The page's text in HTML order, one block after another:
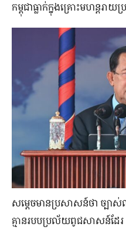
កម្ពុជាធ្លាក់ក្នុងគ្រោះមហន្ត
សម្ដេចមានប្រសាសន៍ថា ច្បាស់
គ្មានរបបប្រល័យពូជសាសន៍ដែរ